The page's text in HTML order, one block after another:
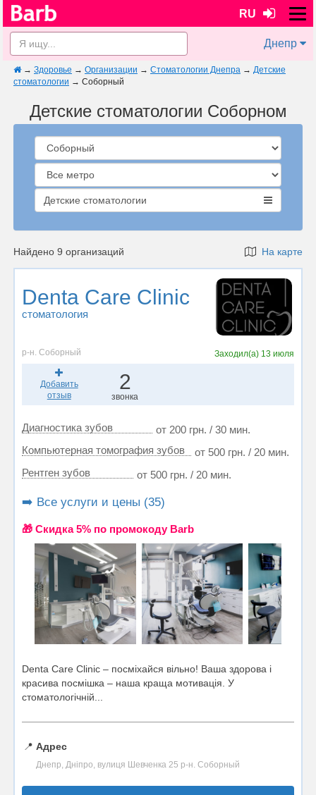
RU
Днепр
→ Здоровье → Организации → Стоматологии Днепра → Детские
стоматологии → Соборный
Детские стоматологии Соборном
Детские стоматологии
Найдено 9 организаций На карте
Denta Care Clinic
стоматология
р-н. Соборный Заходил(а) 13 июля
Добавить
отзыв
2
звонка
Диагностика зубов
от 200 грн. / 30 мин.
Компьютерная томография зубов
от 500 грн. / 20 мин.
Рентген зубов
от 500 грн. / 20 мин.
➡️ Все услуги и цены (35)
🎁 Cкидка 5% по промокоду Barb
Denta Care Clinic – посміхайся вільно! Ваша здорова і
красива посмішка – наша краща мотивація. У
стоматологічній...
📍 Адрес
Днепр, Дніпро, вулиця Шевченка 25 р-н. Соборный